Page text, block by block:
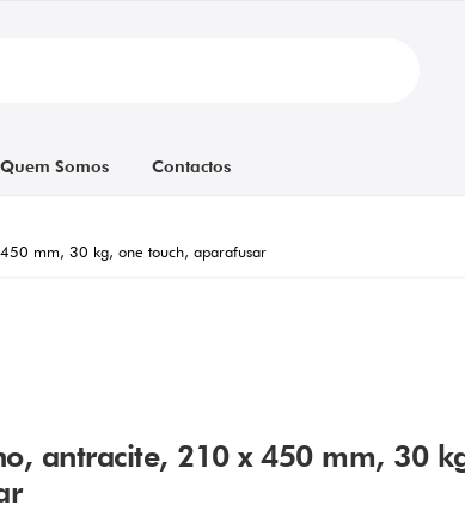
Quem Somos Contactos
mm, 30 kg, one touch, aparafusar
antracite, 210 x 450 mm, 30